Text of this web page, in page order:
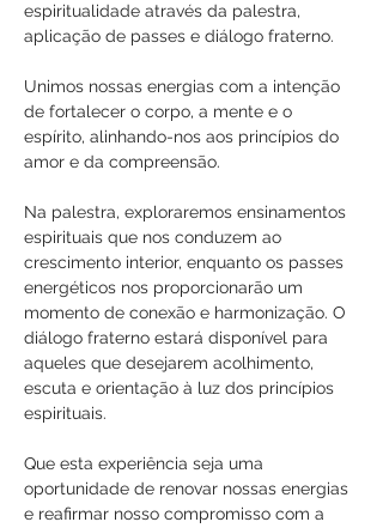
espiritualidade através da palestra,
aplicação de passes e diálogo fraterno.
Unimos nossas energias com a intenção
de fortalecer o corpo, a mente e o
espírito, alinhando-nos aos princípios do
amor e da compreensão.
Na palestra, exploraremos ensinamentos
espirituais que nos conduzem ao
crescimento interior, enquanto os passes
energéticos nos proporcionarão um
momento de conexão e harmonização. O
diálogo fraterno estará disponível para
aqueles que desejarem acolhimento,
escuta e orientação à luz dos princípios
espirituais.
Que esta experiência seja uma
oportunidade de renovar nossas energias
e reafirmar nosso compromisso com a